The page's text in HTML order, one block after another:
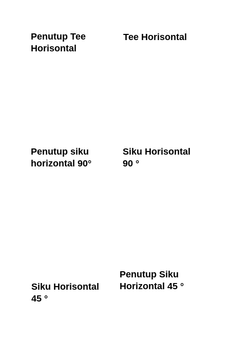
Penutup Siku
Horizontal 45 °
Siku Horisontal
90 °
Penutup siku
horizontal 90°
Siku Horisontal
45 °
Tee Horisontal
Penutup Tee
Horisontal